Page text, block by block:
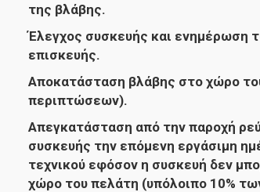
της βλάβης.
Έλεγχος συσκευής και ενημέρωση
επισκευής.
Αποκατάσταση βλάβης στο χώρο
περιπτώσεων).
Απεγκατάσταση από την παροχή
συσκευής την επόμενη εργάσιμη
τεχνικού εφόσον η συσκευή δεν
χώρο του πελάτη (υπόλοιπο 10%